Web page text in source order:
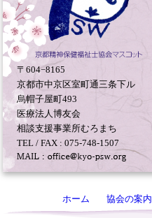
〒604−8165
京都市中京区室町通三条下ル
烏帽子屋町493
医療法人博友会
相談支援事業所むろまち
TEL / FAX : 075-748-1507
ホーム 協会の案内